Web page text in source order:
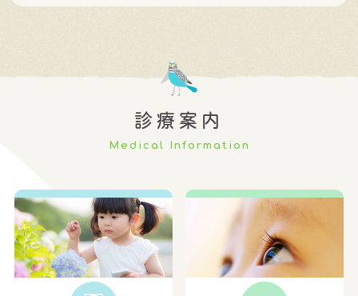
診療案内
Medical Information